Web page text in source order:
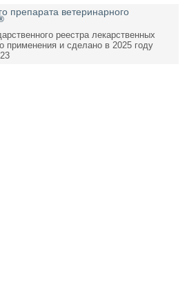
препарата ветеринарного
реестра лекарственных
применения и сделано в 2025 году